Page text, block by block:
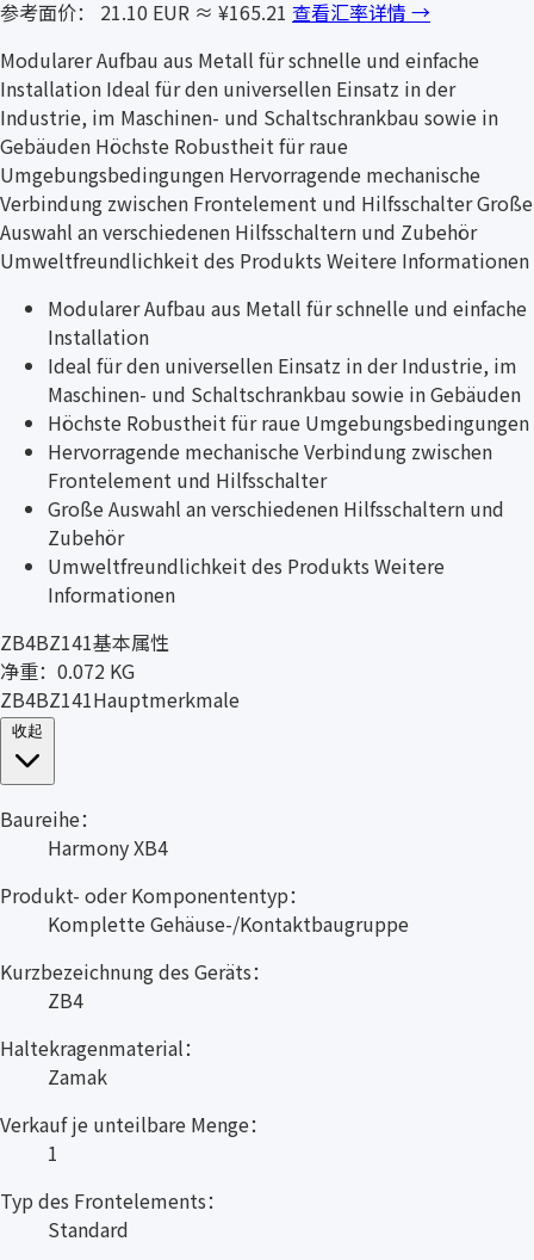
参考面价： 21.10 EUR ≈ ¥165.21 查看汇率详情 →
Modularer Aufbau aus Metall für schnelle und einfache
Installation Ideal für den universellen Einsatz in der
Industrie, im Maschinen- und Schaltschrankbau sowie in
Gebäuden Höchste Robustheit für raue
Umgebungsbedingungen Hervorragende mechanische
Verbindung zwischen Frontelement und Hilfsschalter Große
Auswahl an verschiedenen Hilfsschaltern und Zubehör
Umweltfreundlichkeit des Produkts Weitere Informationen
Modularer Aufbau aus Metall für schnelle und einfache
Installation
Ideal für den universellen Einsatz in der Industrie, im
Maschinen- und Schaltschrankbau sowie in Gebäuden
Höchste Robustheit für raue Umgebungsbedingungen
Hervorragende mechanische Verbindung zwischen
Frontelement und Hilfsschalter
Große Auswahl an verschiedenen Hilfsschaltern und
Zubehör
Umweltfreundlichkeit des Produkts Weitere
Informationen
ZB4BZ141基本属性
净重：0.072 KG
ZB4BZ141Hauptmerkmale
Baureihe：
Harmony XB4
Produkt- oder Komponententyp：
Komplette Gehäuse-/Kontaktbaugruppe
Kurzbezeichnung des Geräts：
ZB4
Haltekragenmaterial：
Zamak
Verkauf je unteilbare Menge：
1
Typ des Frontelements：
Standard